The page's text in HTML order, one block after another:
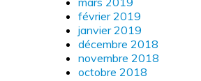
février 2019
janvier 2019
décembre 2018
novembre 2018
octobre 2018